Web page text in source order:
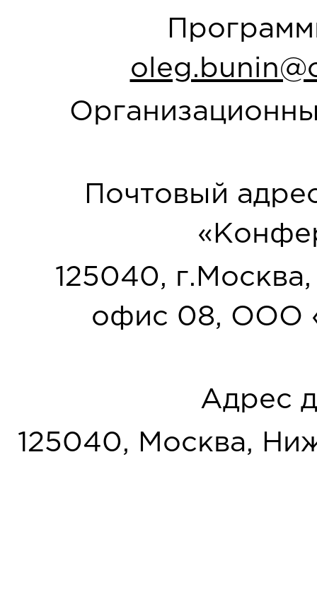
Почтовый
125040, г.Москва,
офис 08, ООО
Адрес
125040, Москва,